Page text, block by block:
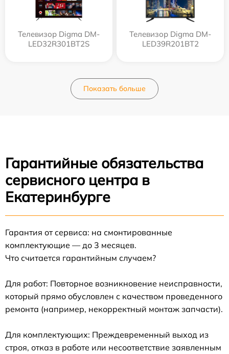
Телевизор Digma DM-
LED32R301BT2S
Телевизор Digma DM-
LED39R201BT2
Показать больше
Гарантийные обязательства
сервисного центра в
Екатеринбурге
Гарантия от сервиса: на смонтированные
комплектующие — до 3 месяцев.
Что считается гарантийным случаем?
Для работ: Повторное возникновение неисправности,
который прямо обусловлен с качеством проведенного
ремонта (например, некорректный монтаж запчасти).
Для комплектующих: Преждевременный выход из
строя, отказ в работе или несоответствие заявленным